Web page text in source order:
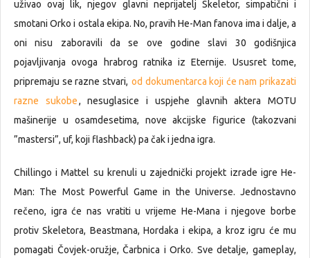
uživao ovaj lik, njegov glavni neprijatelj Skeletor, simpatični i
smotani Orko i ostala ekipa. No, pravih He-Man fanova ima i dalje, a
oni nisu zaboravili da se ove godine slavi 30 godišnjica
pojavljivanja ovoga hrabrog ratnika iz Eternije. Ususret tome,
pripremaju se razne stvari, od dokumentarca koji će nam prikazati
razne sukobe, nesuglasice i uspjehe glavnih aktera MOTU
mašinerije u osamdesetima, nove akcijske figurice (takozvani
”mastersi”, uf, koji flashback) pa čak i jedna igra.
Chillingo i Mattel su krenuli u zajednički projekt izrade igre He-
Man: The Most Powerful Game in the Universe. Jednostavno
rečeno, igra će nas vratiti u vrijeme He-Mana i njegove borbe
protiv Skeletora, Beastmana, Hordaka i ekipa, a kroz igru će mu
pomagati Čovjek-oružje, Čarbnica i Orko. Sve detalje, gameplay,